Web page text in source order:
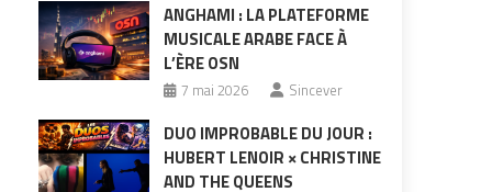
ANGHAMI : LA PLATEFORME
MUSICALE ARABE FACE À
L’ÈRE OSN
7 mai 2026 Sincever
DUO IMPROBABLE DU JOUR :
HUBERT LENOIR × CHRISTINE
AND THE QUEENS